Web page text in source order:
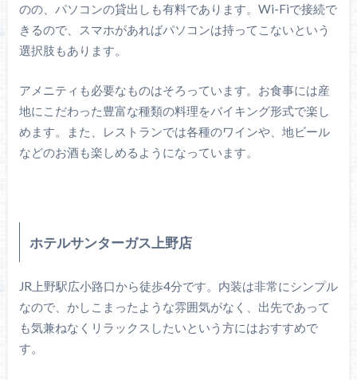
のの、パソコンの貸出しも有料であります。Wi-Fiで接続で
きるので、スマホがあればパソコンは持ってこないという
選択肢もあります。
アメニティも必要なものはそろっています。お食事には産
地にこだわった豊富な種類の料理をバイキング形式で楽し
めます。また、レストランでは各種のワインや、地ビール
などのお酒も楽しめるようになっています。
ホテルサンターガス上野店
JR上野駅広小路口から徒歩4分です。内装は非常にシンプル
なので、かしこまったような雰囲気がなく、出先であって
も気兼ねなくリラックスしたいという方にはおすすめで
す。